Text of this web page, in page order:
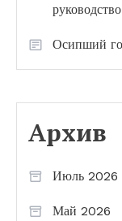
руководство
Осипший
Архив
Июль 2026
Май 2026